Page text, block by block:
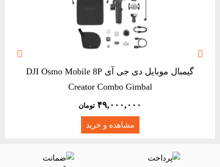
گیمبال موبایل دی جی آی DJI Osmo Mobile 8P
Creator Combo Gimbal
۴۹,۰۰۰,۰۰۰ تومان
مشاهده و خرید
 